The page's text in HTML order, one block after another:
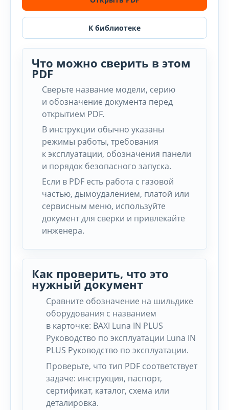
К библиотеке
Что можно сверить в этом
PDF
Сверьте название модели, серию
и обозначение документа перед
открытием PDF.
В инструкции обычно указаны
режимы работы, требования
к эксплуатации, обозначения панели
и порядок безопасного запуска.
Если в PDF есть работа с газовой
частью, дымоудалением, платой или
сервисным меню, используйте
документ для сверки и привлекайте
инженера.
Как проверить, что это
нужный документ
Сравните обозначение на шильдике
оборудования с названием
в карточке: BAXI Luna IN PLUS
Руководство по эксплуатации Luna IN
PLUS Руководство по эксплуатации.
Проверьте, что тип PDF соответствует
задаче: инструкция, паспорт,
сертификат, каталог, схема или
деталировка.